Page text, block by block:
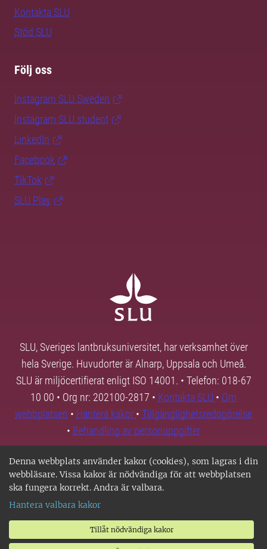
Denna webbplats använder kakor (cookies), som lagras i din
webbläsare. Vissa kakor är nödvändiga för att webbplatsen
ska fungera korrekt. Andra är valbara.
Hantera valbara kakor
Tillåt nödvändiga kakor
Kontakta SLU
Stöd SLU
Följ oss
Instagram SLU.Sweden
Instagram SLU.student
LinkedIn
Facebook
TikTok
SLU Play
SLU, Sveriges lantbruksuniversitet, har verksamhet över
hela Sverige. Huvudorter är Alnarp, Uppsala och Umeå.
SLU är miljöcertifierat enligt ISO 14001. • Telefon: 018-67
10 00 • Org nr: 202100-2817 • Kontakta SLU • Om
webbplatsen • Hantera kakor • Tillgänglighetsredogörelse
• Behandling av personuppgifter